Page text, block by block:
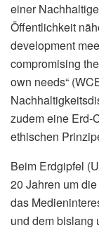
einer
Öffentlichkeit
development
compromising
own needs“
zudem eine Erd-
ethischen
Beim Erdgipfel
20 Jahren um
das
und dem bislang